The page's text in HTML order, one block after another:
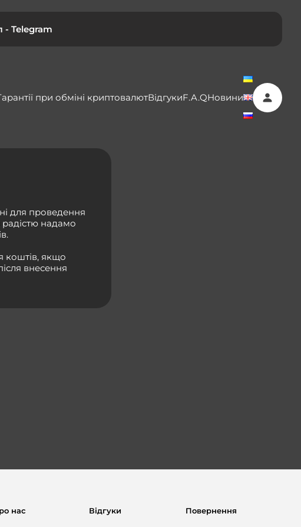
- Telegram
при обміні криптовалютВідгукиF.A.QНовини
для проведення
радістю надамо
коштів, якщо
внесення
нас Відгуки Повернення